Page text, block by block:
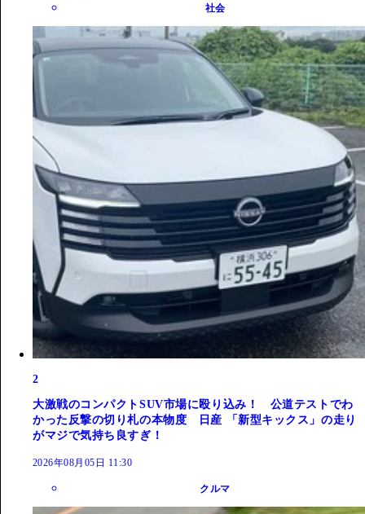
社会
2
大激戦のコンパクトSUV市場に殴り込み！ 公道テストでわ
かった反撃の切り札の本物度 日産 「新型キックス」の走り
がマジで気持ち良すぎ！
2026年08月05日 11:30
クルマ